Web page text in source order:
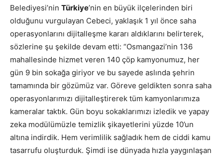
Belediyesi’nin Türkiye’nin en büyük ilçelerinden biri
olduğunu vurgulayan Cebeci, yaklaşık 1 yıl önce saha
operasyonlarını dijitalleşme kararı aldıklarını belirterek,
sözlerine şu şekilde devam etti: “Osmangazi’nin 136
mahallesinde hizmet veren 140 çöp kamyonumuz, her
gün 9 bin sokağa giriyor ve bu sayede aslında şehrin
tamamında bir gözümüz var. Göreve geldikten sonra saha
operasyonlarımızı dijitalleştirerek tüm kamyonlarımıza
kameralar taktık. Gün boyu sokaklarımızı izledik ve yapay
zeka modülümüzle temizlik şikayetlerini yüzde 10’un
altına indirdik. Hem verimlilik sağladık hem de ciddi kamu
tasarrufu oluşturduk. Şimdi ise dünyada hızla yaygınlaşan